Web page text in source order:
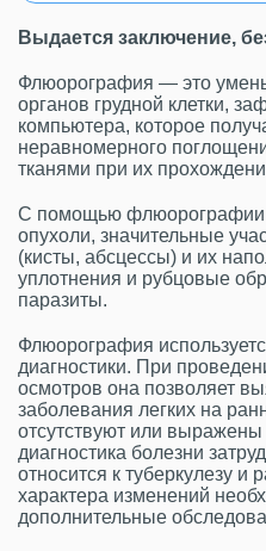
Выдается заключение,
Флюорография — это
органов грудной клетки,
компьютера, которое
неравномерного
тканями при их
С помощью флюорографии
опухоли, значительные
(кисты, абсцессы) и их
уплотнения и рубцовые
паразиты.
Флюорография
диагностики. При
осмотров она позволяет
заболевания легких на
отсутствуют или выражены
диагностика болезни
относится к туберкулезу и
характера изменений
дополнительные